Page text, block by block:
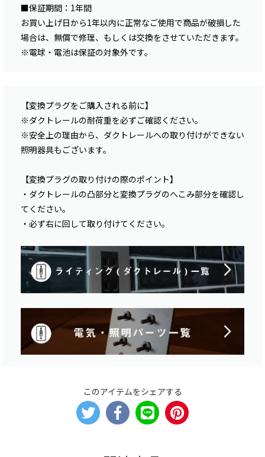
■保証期間：1年間
お買い上げ日から1年以内に正常なご使用で商品が破損した
場合は、無償で修理、もしくは交換をさせていただきます。
※電球・電池は保証の対象外です。
【変換プラグをご購入される前に】
※ダクトレールの耐荷重を必ずご確認ください。
※安全上の理由から、ダクトレールへの取り付けができない
照明器具もございます。
【変換プラグの取り付けの際のポイント】
・ダクトレールの凸部分と変換プラグのへこみ部分を確認し
てください。
・必ず右に回して取り付けてください。
このアイテムをシェアする